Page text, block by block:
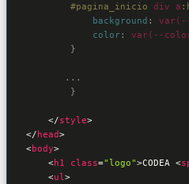
#pagina_inicio div a
background :
color :
var(--
}
       ...
        }
</style>
</ head>
<body>
<h1 class="logo">CODEA <
<ul>